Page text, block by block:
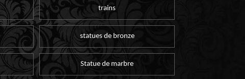
trains
statues de bronze
Statue de marbre